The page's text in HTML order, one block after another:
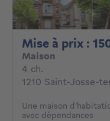
Mise à prix :
Maison
4 ch.
1210 Saint-Josse-
Une maison
avec dépendances